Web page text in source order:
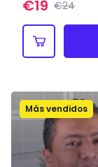
€19 €24
Más vendidos